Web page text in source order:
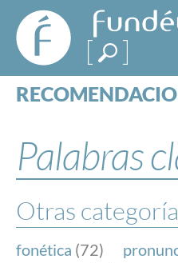
FundéuRAE
- Fundación
del Español
Urgente
ESPECIALES
NOTICIAS
SOBRE LA
Palabras
Otras
fonética (72)